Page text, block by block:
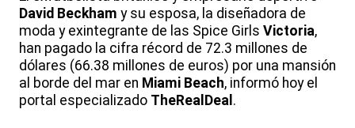
David Beckham y su esposa, la diseñadora de
moda y exintegrante de las Spice Girls Victoria,
han pagado la cifra récord de 72.3 millones de
dólares (66.38 millones de euros) por una mansión
al borde del mar en Miami Beach, informó hoy el
portal especializado TheRealDeal .